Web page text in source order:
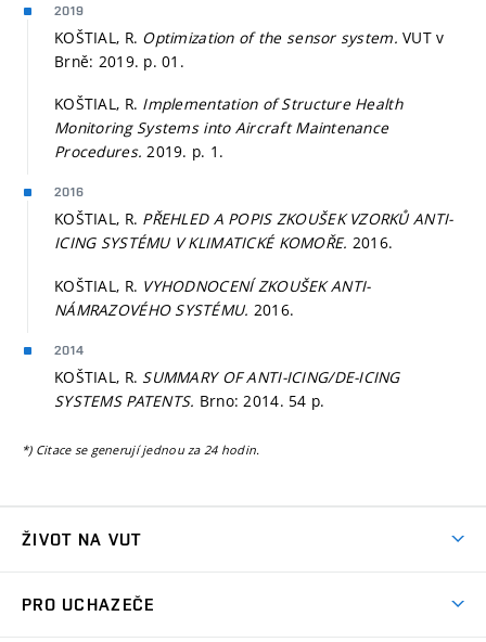
2019
KOŠTIAL, R. Optimization of the sensor system.VUT v
Brně: 2019. p. 01.
KOŠTIAL, R. Implementation of Structure Health
Monitoring Systems into Aircraft Maintenance
Procedures.2019. p. 1.
2016
KOŠTIAL, R. PŘEHLED A POPIS ZKOUŠEK VZORKŮ ANTI-
ICING SYSTÉMU V KLIMATICKÉ KOMOŘE. 2016.
KOŠTIAL, R. VYHODNOCENÍ ZKOUŠEK ANTI-
NÁMRAZOVÉHO SYSTÉMU. 2016.
2014
KOŠTIAL, R. SUMMARY OF ANTI-ICING/DE-ICING
SYSTEMS PATENTS. Brno: 2014. 54 p.
*) Citace se generují jednou za 24 hodin.
ŽIVOT NA VUT
PRO UCHAZEČE